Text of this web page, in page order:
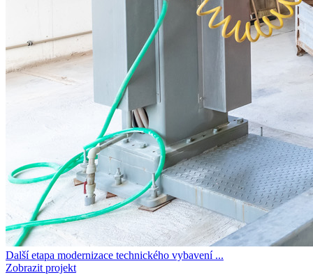
Další etapa modernizace technického vybavení ...
Zobrazit projekt